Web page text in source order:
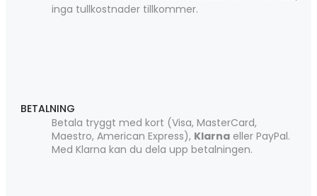
inga tullkostnader tillkommer.
BETALNING
Betala tryggt med kort (Visa, MasterCard,
Maestro, American Express), Klarna eller PayPal.
Med Klarna kan du dela upp betalningen.